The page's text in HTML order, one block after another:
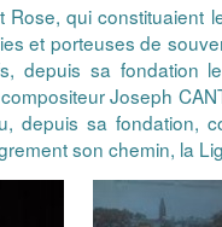
Rose, qui
et porteuses de
depuis sa fondation
compositeur Joseph
depuis sa fondation,
son chemin, la